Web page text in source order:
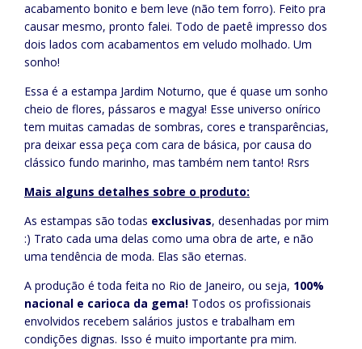
acabamento bonito e bem leve (não tem forro). Feito pra
causar mesmo, pronto falei. Todo de paetê impresso dos
dois lados com acabamentos em veludo molhado. Um
sonho!
Essa é a estampa Jardim Noturno, que é quase um sonho
cheio de flores, pássaros e magya! Esse universo onírico
tem muitas camadas de sombras, cores e transparências,
pra deixar essa peça com cara de básica, por causa do
clássico fundo marinho, mas também nem tanto! Rsrs
Mais alguns detalhes sobre o produto:
As estampas são todas exclusivas, desenhadas por mim
:) Trato cada uma delas como uma obra de arte, e não
uma tendência de moda. Elas são eternas.
A produção é toda feita no Rio de Janeiro, ou seja, 100%
nacional e carioca da gema! Todos os profissionais
envolvidos recebem salários justos e trabalham em
condições dignas. Isso é muito importante pra mim.